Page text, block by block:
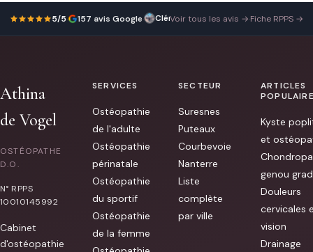
5/5· 157 avis Google· Clément Hubert 25 novembre 2025
Je
week-
m’être
fait
mal
au
dos,
tout
suite
Mme.
Voir tous les avis →·Fiche RPPS →
Athina
de Vogel
OSTÉOPATHE
D.O.
N° RPPS
10010145992
Cabinet
d'ostéopathie
SERVICES
Ostéopathie
de l'adulte
Ostéopathie
périnatale
Ostéopathie
du sportif
Ostéopathie
de la femme
SECTEUR
Suresnes
Puteaux
Courbevoie
Nanterre
Liste
complète
par ville
ARTICLES
Kyste
et
genou
Douleurs
cervicales
vision
Drainage